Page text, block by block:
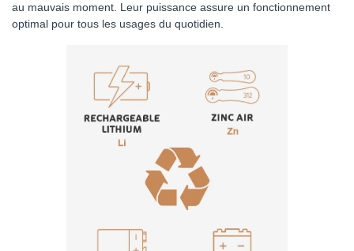
au mauvais moment. Leur puissance assure un fonctionnement
optimal pour tous les usages du quotidien.